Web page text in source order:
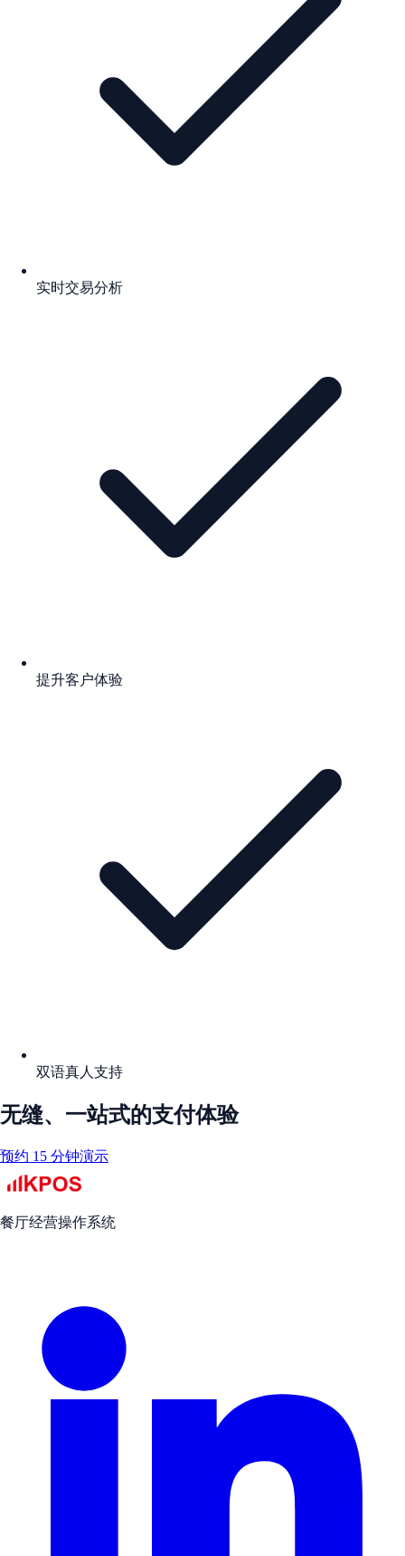
实时交易分析
提升客户体验
双语真人支持
无缝、一站式的支付体验
预约 15 分钟演示
餐厅经营操作系统